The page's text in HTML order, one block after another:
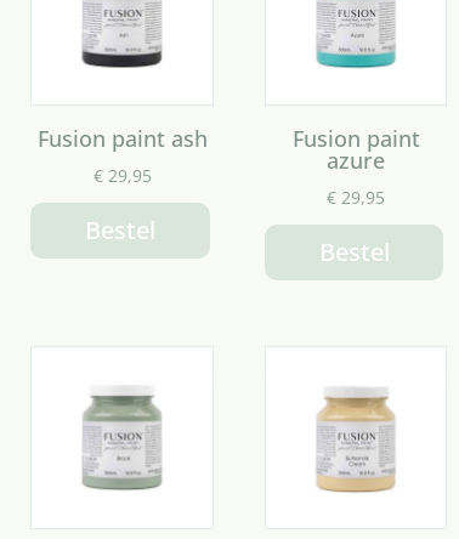
Fusion paint ash
€29,95
Bestel
Fusion paint
azure
€ 29,95
Bestel